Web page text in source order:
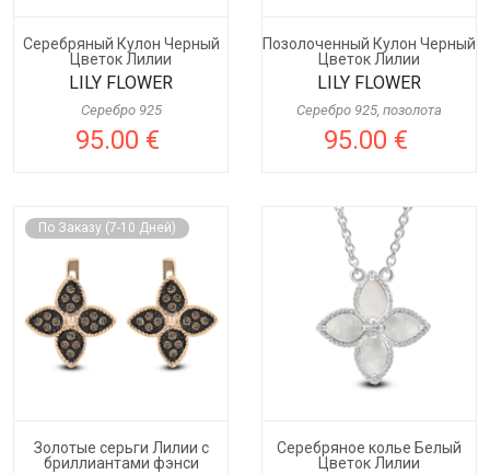
Серебряный Кулон Черный
Цветок Лилии
LILY FLOWER
Серебро 925
95.00 €
Позолоченный Кулон Черный
Цветок Лилии
LILY FLOWER
Серебро 925, позолота
95.00 €
По Заказу (7-10 Дней)
Золотые серьги Лилии с
бриллиантами фэнси
Серебряное колье Белый
Цветок Лилии